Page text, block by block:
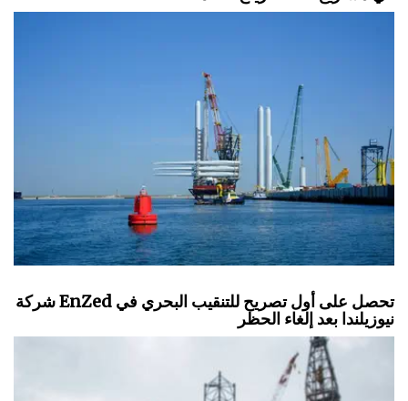
شركة EnZed تحصل على أول تصريح للتنقيب البحري في
نيوزيلندا بعد إلغاء الحظر